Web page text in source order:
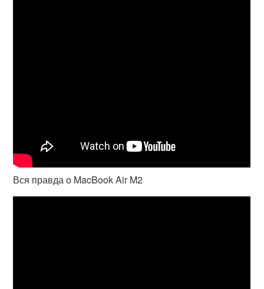
Вся правда о MacBook Air M2